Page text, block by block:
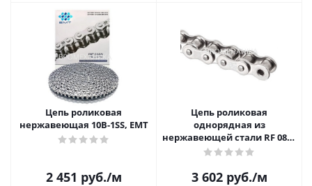
Цепь роликовая
нержавеющая 10B-1SS, EMT
2 451 руб./м
Цепь роликовая
однорядная из
нержавеющей стали RF 08B-
1
3 602руб./м